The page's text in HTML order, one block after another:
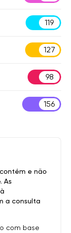
119
127
98
156
e não
As
a consulta
com base